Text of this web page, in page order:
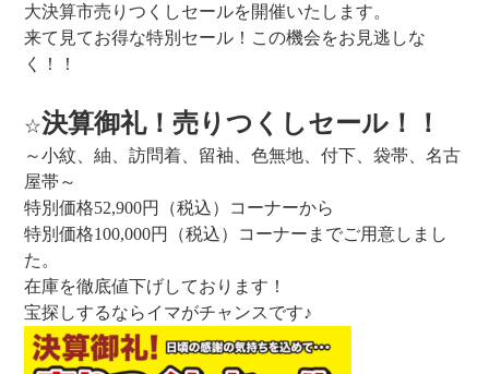
大決算市売りつくしセールを開催いたします。
来て見てお得な特別セール！この機会をお見逃しな
く！！
☆決算御礼！売りつくしセール！！
～小紋、紬、訪問着、留袖、色無地、付下、袋帯、名古
屋帯～
特別価格52,900円（税込）コーナーから
特別価格100,000円（税込）コーナーまでご用意しまし
た。
在庫を徹底値下げしております！
宝探しするならイマがチャンスです♪